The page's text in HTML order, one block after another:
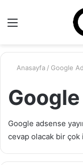
Anasayfa / Google
Google adsense
cevap olacak bir